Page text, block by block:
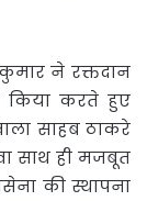
ने रक्तदान
किया करते हुए
साहब ठाकरे
साथ ही मजबूत
की स्थापना